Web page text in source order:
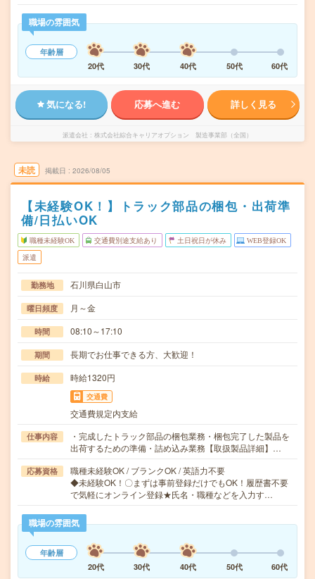
職場の雰囲気
年齢層
20代
30代 40代 50代 60代
気になる! 応募へ進む 詳しく見る
派遣会社 株式会社綜合キャリアオプション 製造事業部（全国）
未読 掲載日 2026/08/05
【未経験OK！】トラック部品の梱包・出荷準
備/日払いOK
職種未経験OK 交通費別途支給あり 土日祝日が休み WEB登録OK
派遣
勤務地 石川県白山市
曜日頻度 月～金
時間 08:10～17:10
期間 長期でお仕事できる方、大歓迎！
時給 時給1320円
交通費
交通費規定内支給
仕事内容
・完成したトラック部品の梱包業務・梱包完了した製品を
出荷するための準備・詰め込み業務【取扱製品詳細】…
応募資格
職種未経験OK / ブランクOK / 英語力不要
◆未経験OK！〇まずは事前登録だけでもOK！履歴書不要
で気軽にオンライン登録★氏名・職種などを入力す…
職場の雰囲気
年齢層
20代
30代 40代 50代 60代